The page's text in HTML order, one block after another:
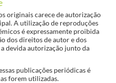
originais carece de autorização
A utilização de reproduções
é expressamente proibida
dos direitos de autor e dos
devida autorização junto da
publicações periódicas é
forem utilizadas.